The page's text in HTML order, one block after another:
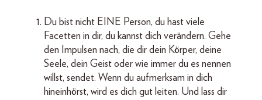
Du bist nicht EINE Person, du hast viele
Facetten in dir, du kannst dich verändern. Gehe
den Impulsen nach, die dir dein Körper, deine
Seele, dein Geist oder wie immer du es nennen
willst, sendet. Wenn du aufmerksam in dich
hineinhörst, wird es dich gut leiten. Und lass dir